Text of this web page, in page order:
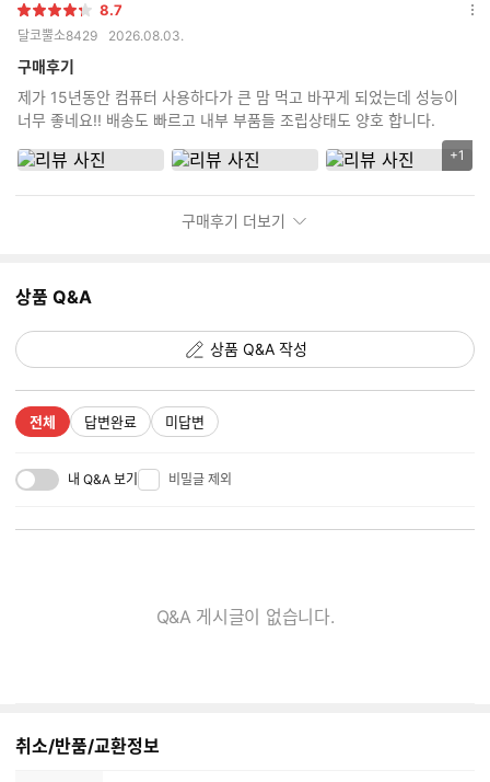
별
점
8.7
달코뿔소8429 2026.08.03.
구매후기
제가 15년동안 컴퓨터 사용하다가 큰 맘 먹고 바꾸게 되었는데 성능이
너무 좋네요!! 배송도 빠르고 내부 부품들 조립상태도 양호 합니다.
리
수
+1
옵
구매후기 더보기
상품 Q&A
상품 Q&A 작성
전체 답변완료 미답변
내 Q&A 보기 비밀글 제외
Q&A 게시글이 없습니다.
취소/반품/교환정보